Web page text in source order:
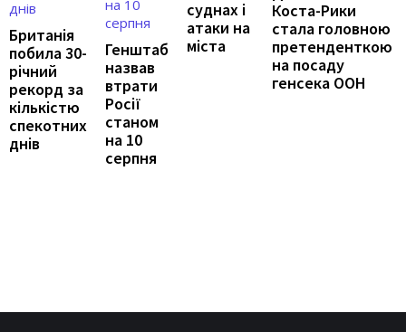
Британія
побила 30-
річний
рекорд за
кількістю
спекотних
днів
Генштаб
назвав
втрати
Росії
станом
на 10
серпня
суднах і
атаки на
міста
Коста-Рики
стала головною
претенденткою
на посаду
генсека ООН